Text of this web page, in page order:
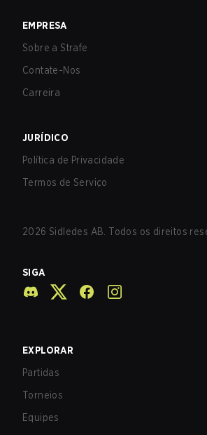
EMPRESA
Sobre a Strafe
Contate-Nos
Carreira
JURÍDICO
Política de Privacidade
Termos de Serviço
2026 Sidledes AB. Todos os direitos
SIGA
EXPLORAR
Partidas
Torneios
Equipes